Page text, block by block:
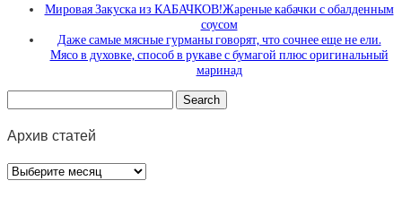
Мировая Закуска из КАБАЧКОВ!Жареные кабачки с обалденным
соусом
Даже самые мясные гурманы говорят, что сочнее еще не ели.
Мясо в духовке, способ в рукаве с бумагой плюс оригинальный
маринад
Архив статей
Архив
статей